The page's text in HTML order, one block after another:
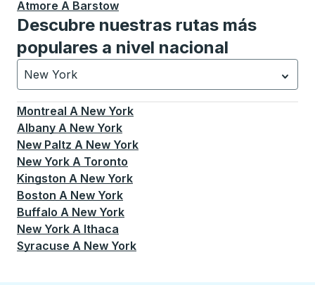
Atmore A Barstow
Descubre nuestras rutas más
populares a nivel nacional
New York
Currently selected: New York.La selección está
Montreal A New York
Albany A New York
New Paltz A New York
New York A Toronto
Kingston A New York
Boston A New York
Buffalo A New York
New York A Ithaca
Syracuse A New York